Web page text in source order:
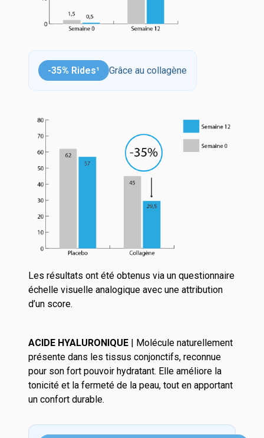
-35% Rides¹ Grâce au collagène
Les résultats ont été obtenus via un questionnaire
échelle visuelle analogique avec une attribution
d’un score.
ACIDE HYALURONIQUE | Molécule naturellement
présente dans les tissus conjonctifs, reconnue
pour son fort pouvoir hydratant. Elle améliore la
tonicité et la fermeté de la peau, tout en apportant
un confort durable.